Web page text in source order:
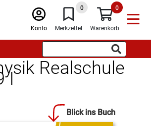
Konto
0
Merkzettel
0
Warenkorb
Realschule
I
Blick ins Buch